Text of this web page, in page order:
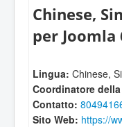
Chinese,
per Joomla
Lingua: Chinese,
Coordinatore
Contatto:
Sito Web: https://